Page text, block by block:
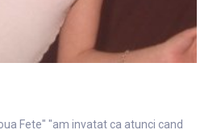
Fete" "am invatat ca atunci cand